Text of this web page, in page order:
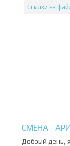
Ссылки на
СМЕНА
Добрый день, я